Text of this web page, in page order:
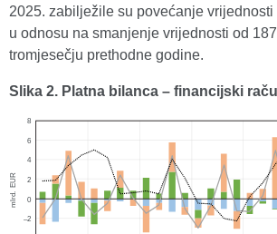
2025. zabilježile su povećanje
u odnosu na smanjenje vrijednosti od
tromjesečju prethodne godine.
Slika 2. Platna bilanca – financijski